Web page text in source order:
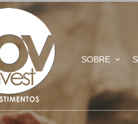
SOBRE